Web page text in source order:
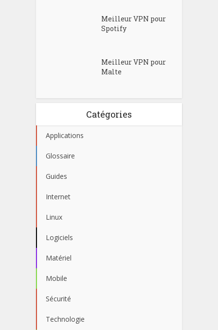
Meilleur VPN pour
Spotify
Meilleur VPN pour
Malte
Catégories
Applications
Glossaire
Guides
Internet
Linux
Logiciels
Matériel
Mobile
Sécurité
Technologie